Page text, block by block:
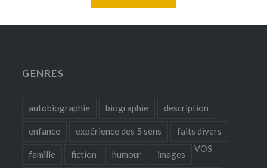
GENRES
autobiographie biographie description
enfance expérience des 5 sens faits divers
famille fiction humour images
VOS